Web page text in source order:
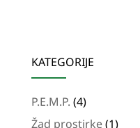
KATEGORIJE
P.E.M.P. 44
proizvoda
Žad prostirke 11